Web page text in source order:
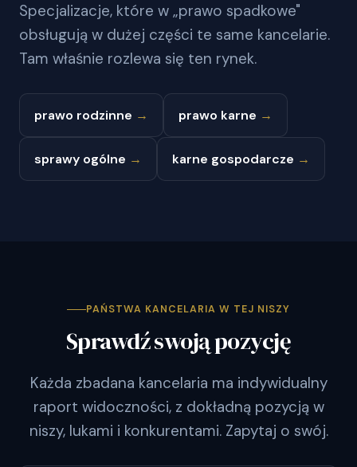
Specjalizacje, które w „prawo spadkowe"
obsługują w dużej części te same kancelarie.
Tam właśnie rozlewa się ten rynek.
prawo rodzinne → prawo karne →
sprawy ogólne → karne gospodarcze →
PAŃSTWA KANCELARIA W TEJ NISZY
Sprawdź swoją pozycję
Każda zbadana kancelaria ma indywidualny
raport widoczności, z dokładną pozycją w
niszy, lukami i konkurentami. Zapytaj o swój.